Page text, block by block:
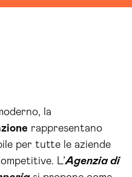
la
rappresentano
per tutte le aziende
L’Agenzia di